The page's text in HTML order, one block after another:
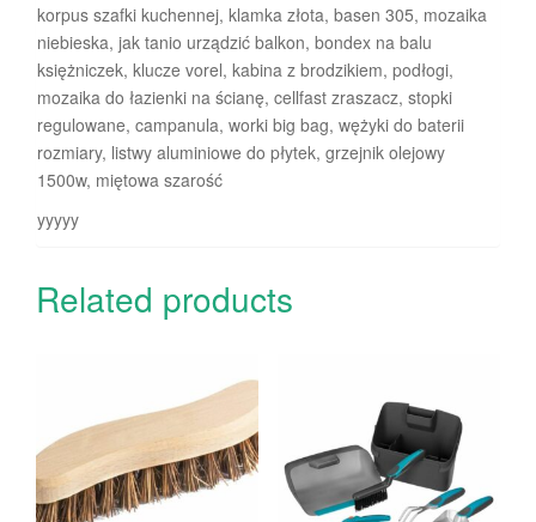
korpus szafki kuchennej, klamka złota, basen 305, mozaika
niebieska, jak tanio urządzić balkon, bondex na balu
księżniczek, klucze vorel, kabina z brodzikiem, podłogi,
mozaika do łazienki na ścianę, cellfast zraszacz, stopki
regulowane, campanula, worki big bag, wężyki do baterii
rozmiary, listwy aluminiowe do płytek, grzejnik olejowy
1500w, miętowa szarość
yyyyy
Related products